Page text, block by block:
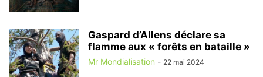
Gaspard d’Allens déclare sa
flamme aux « forêts en bataille »
Mr Mondialisation - 22 mai 2024